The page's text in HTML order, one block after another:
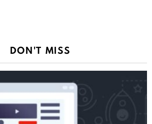
DON'T MISS